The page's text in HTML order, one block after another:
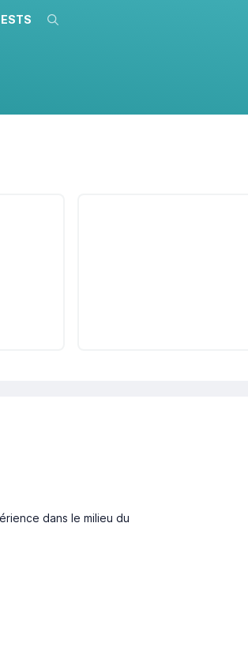
Search
dans le milieu du